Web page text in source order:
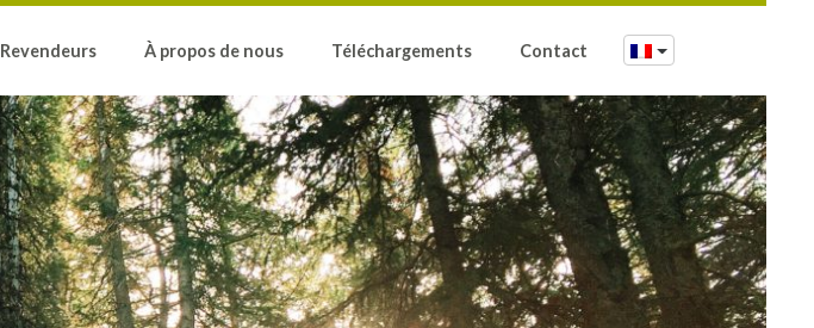
Revendeurs À propos de nous Téléchargements Contact